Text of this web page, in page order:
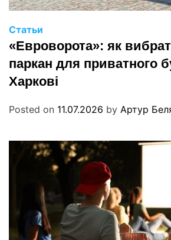
Статьи
«Евроворота»: як
паркан для приватного
Харкові
Posted on 11.07.2026 by Артур